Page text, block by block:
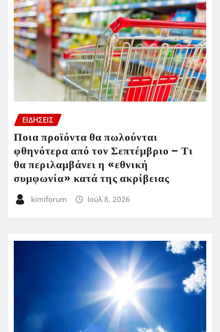
ΕΙΔΗΣΕΙΣ
Ποια προϊόντα θα πωλούνται
φθηνότερα από τον Σεπτέμβριο – Τι
θα περιλαμβάνει η «εθνική
συμφωνία» κατά της ακρίβειας
kimiforum Ιούλ 8, 2026